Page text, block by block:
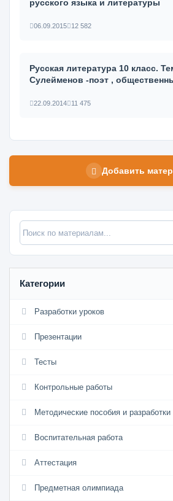
русского языка и литературы
06.09.2015 12 582
Русская литература 10 класс.
Сулейменов -поэт ,
22.09.2014 11 475
Добавить
Категории
Разработки уроков
Презентации
Тесты
Контрольные работы
Методические пособия и разработки
Воспитательная работа
Аттестация
Предметная олимпиада